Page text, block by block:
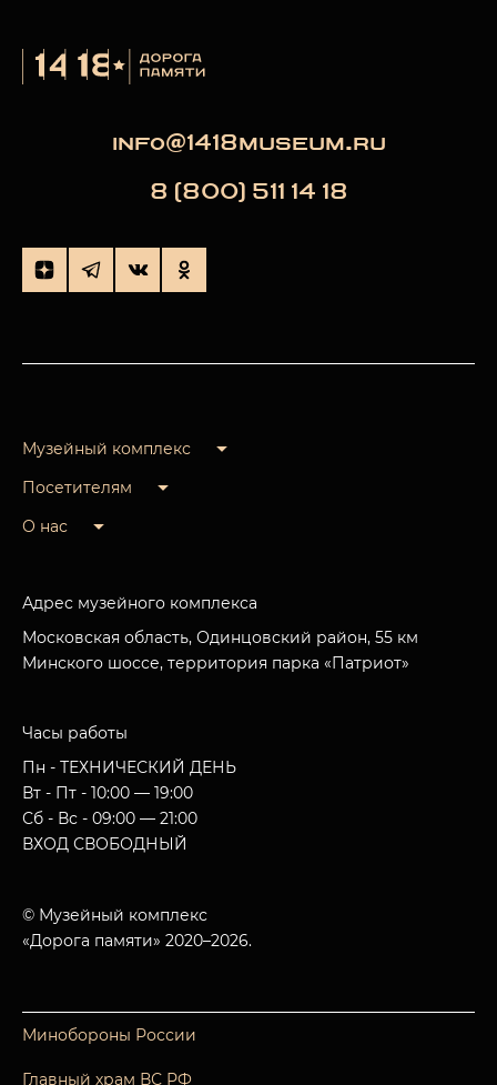
info@1418museum.ru
8 (800) 511 14 18
Музейный комплекс
Посетителям
О нас
Адрес музейного комплекса
Московская область, Одинцовский район, 55 км
Минского шоссе, территория парка «Патриот»
Часы работы
Пн - ТЕХНИЧЕСКИЙ ДЕНЬ
Вт - Пт - 10:00 — 19:00
Сб - Вс - 09:00 — 21:00
ВХОД СВОБОДНЫЙ
© Музейный комплекс
«Дорога памяти» 2020–2026.
Минобороны России
Главный храм ВС РФ